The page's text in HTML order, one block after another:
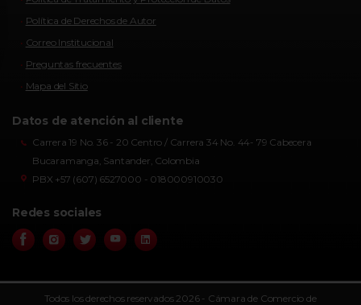
Política de Derechos de Autor
Correo Institucional
Preguntas frecuentes
Mapa del Sitio
Datos de atención al cliente
Carrera 19 No. 36 - 20 Centro / Carrera 34 No. 44- 79 Cabecera
Bucaramanga, Santander, Colombia
PBX +57 (607) 6527000 - 018000910030
Redes sociales
Todos los derechos reservados 2026 - Cámara de Comercio de